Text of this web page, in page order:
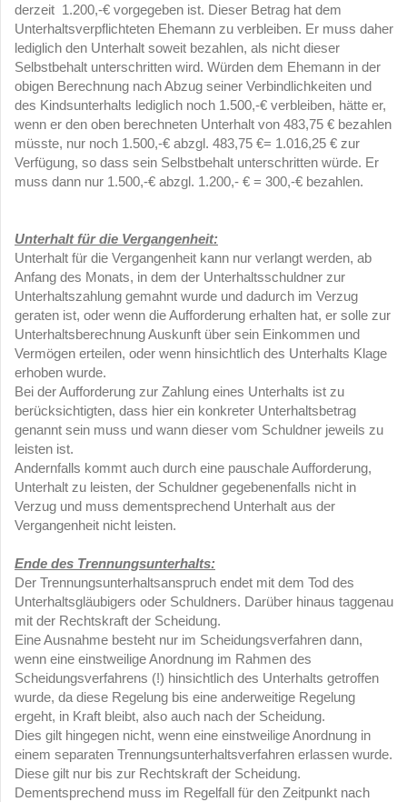
derzeit 1.200,-€ vorgegeben ist. Dieser Betrag hat dem
Unterhaltsverpflichteten Ehemann zu verbleiben. Er muss daher
lediglich den Unterhalt soweit bezahlen, als nicht dieser
Selbstbehalt unterschritten wird. Würden dem Ehemann in der
obigen Berechnung nach Abzug seiner Verbindlichkeiten und
des Kindsunterhalts lediglich noch 1.500,-€ verbleiben, hätte er,
wenn er den oben berechneten Unterhalt von 483,75 € bezahlen
müsste, nur noch 1.500,-€ abzgl. 483,75 €= 1.016,25 € zur
Verfügung, so dass sein Selbstbehalt unterschritten würde. Er
muss dann nur 1.500,-€ abzgl. 1.200,- € = 300,-€ bezahlen.
Unterhalt für die Vergangenheit:
Unterhalt für die Vergangenheit kann nur verlangt werden, ab
Anfang des Monats, in dem der Unterhaltsschuldner zur
Unterhaltszahlung gemahnt wurde und dadurch im Verzug
geraten ist, oder wenn die Aufforderung erhalten hat, er solle zur
Unterhaltsberechnung Auskunft über sein Einkommen und
Vermögen erteilen, oder wenn hinsichtlich des Unterhalts Klage
erhoben wurde.
Bei der Aufforderung zur Zahlung eines Unterhalts ist zu
berücksichtigten, dass hier ein konkreter Unterhaltsbetrag
genannt sein muss und wann dieser vom Schuldner jeweils zu
leisten ist.
Andernfalls kommt auch durch eine pauschale Aufforderung,
Unterhalt zu leisten, der Schuldner gegebenenfalls nicht in
Verzug und muss dementsprechend Unterhalt aus der
Vergangenheit nicht leisten.
Ende des Trennungsunterhalts:
Der Trennungsunterhaltsanspruch endet mit dem Tod des
Unterhaltsgläubigers oder Schuldners. Darüber hinaus taggenau
mit der Rechtskraft der Scheidung.
Eine Ausnahme besteht nur im Scheidungsverfahren dann,
wenn eine einstweilige Anordnung im Rahmen des
Scheidungsverfahrens (!) hinsichtlich des Unterhalts getroffen
wurde, da diese Regelung bis eine anderweitige Regelung
ergeht, in Kraft bleibt, also auch nach der Scheidung.
Dies gilt hingegen nicht, wenn eine einstweilige Anordnung in
einem separaten Trennungsunterhaltsverfahren erlassen wurde.
Diese gilt nur bis zur Rechtskraft der Scheidung.
Dementsprechend muss im Regelfall für den Zeitpunkt nach